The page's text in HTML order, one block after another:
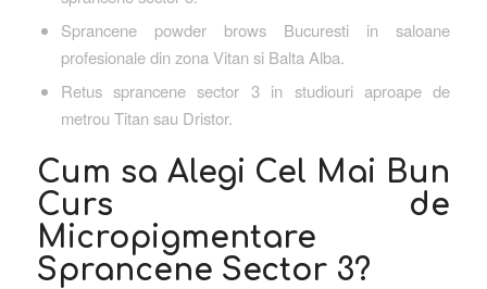
Sprancene powder brows Bucuresti in saloane
profesionale din zona Vitan si Balta Alba.
Retus sprancene sector 3 in studiouri aproape de
metrou Titan sau Dristor.
Cum sa Alegi Cel Mai Bun
Curs de
Micropigmentare
Sprancene Sector 3?